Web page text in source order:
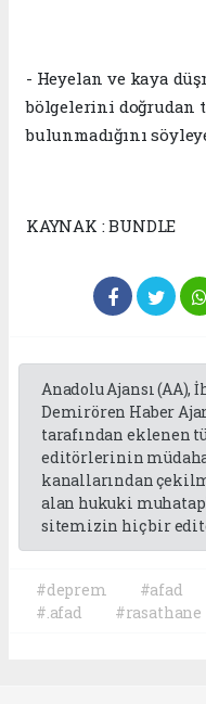
- Heyelan ve kaya
bölgelerini doğrudan
bulunmadığını
KAYNAK : BUNDLE
Anadolu Ajansı (AA),
Demirören Haber
tarafından eklenen
editörlerinin
kanallarından
alan hukuki
sitemizin hiç bir
#deprem #afad
#.afad
#rasathane